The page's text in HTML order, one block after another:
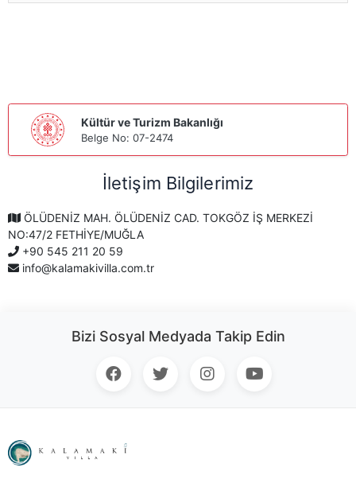
Kültür ve Turizm Bakanlığı
Belge No: 07-2474
İletişim Bilgilerimiz
ÖLÜDENİZ MAH. ÖLÜDENİZ CAD. TOKGÖZ İŞ MERKEZİ
NO:47/2 FETHİYE/MUĞLA
+90 545 211 20 59
info@kalamakivilla.com.tr
Bizi Sosyal Medyada Takip Edin